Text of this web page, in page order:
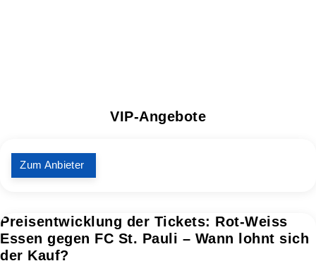
VIP-Angebote
Zum Anbieter
Preisentwicklung der Tickets: Rot-Weiss
Essen gegen FC St. Pauli – Wann lohnt sich
der Kauf?